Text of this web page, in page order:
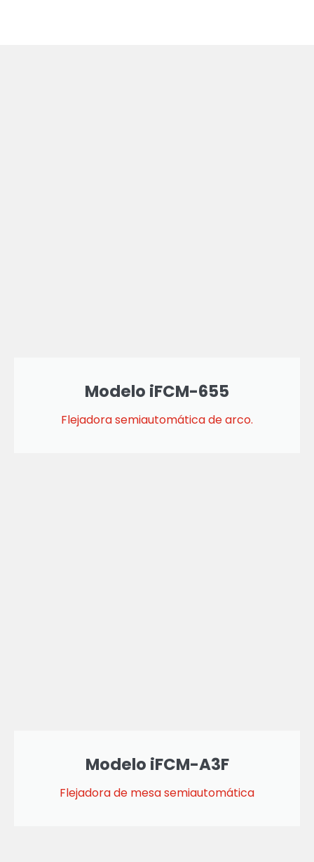
Modelo iFCM-655
Flejadora semiautomática de arco.
Modelo iFCM-A3F
Flejadora de mesa semiautomática